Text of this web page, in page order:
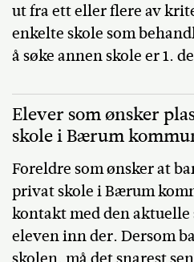
ut fra ett eller flere av
enkelte skole som
å søke annen skole er 1.
Elever som ønsker
skole i Bærum
Foreldre som ønsker at
privat skole i Bærum
kontakt med den aktuelle
eleven inn der. Dersom